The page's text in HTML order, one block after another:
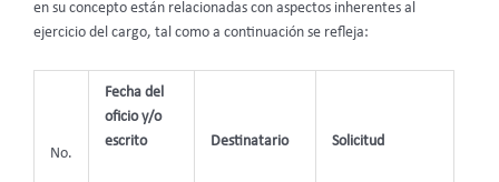
en su concepto están relacionadas con aspectos inherentes al
ejercicio del cargo, tal como a continuación se refleja:
No.
Fecha del
oficio y/o
escrito
Destinatario Solicitud